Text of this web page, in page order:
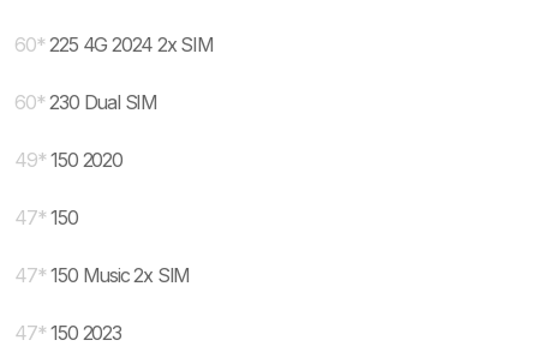
60* 225 4G 2024 2x SIM
60* 230 Dual SIM
49* 150 2020
47* 150
47* 150 Music 2x SIM
47* 150 2023